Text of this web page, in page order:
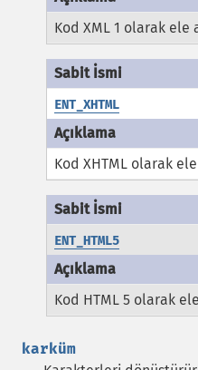
Kod XML 1 olarak ele
ENT_XHTML
Kod XHTML olarak ele
ENT_HTML5
Kod HTML 5 olarak ele
karküm